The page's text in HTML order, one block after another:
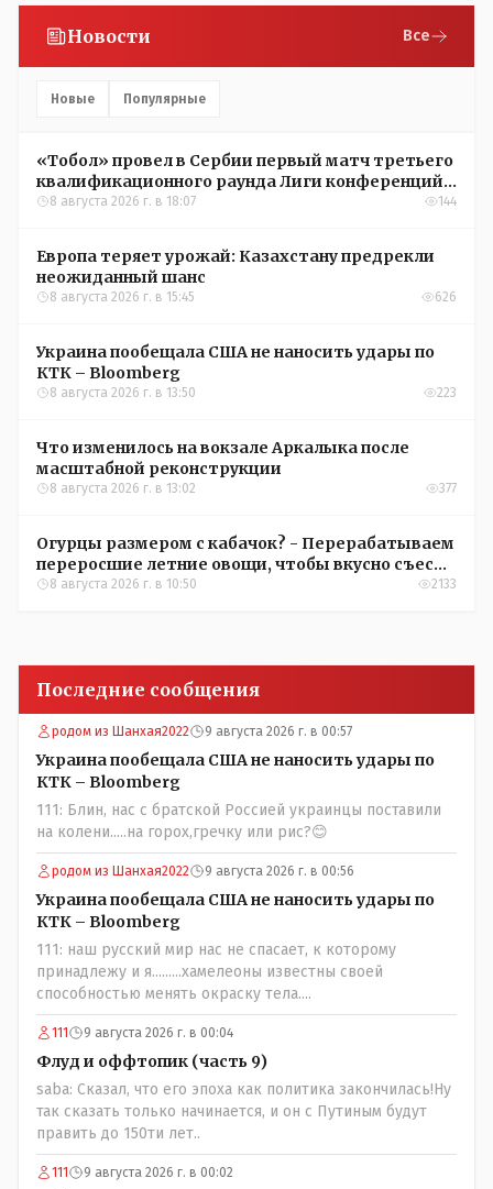
Новости Все
Новые Популярные
«Тобол» провел в Сербии первый матч третьего
квалификационного раунда Лиги конференций
УЕФА
8 августа 2026 г. в 18:07 144
Европа теряет урожай: Казахстану предрекли
неожиданный шанс
8 августа 2026 г. в 15:45 626
Украина пообещала США не наносить удары по
КТК – Bloomberg
8 августа 2026 г. в 13:50 223
Что изменилось на вокзале Аркалыка после
масштабной реконструкции
8 августа 2026 г. в 13:02 377
Огурцы размером с кабачок? - Перерабатываем
переросшие летние овощи, чтобы вкусно съесть
зимой
8 августа 2026 г. в 10:50 2133
Последние сообщения
родом из Шанхая2022 9 августа 2026 г. в 00:57
Украина пообещала США не наносить удары по
КТК – Bloomberg
111: Блин, нас с братской Россией украинцы поставили
на колени.....на горох,гречку или рис?😊
родом из Шанхая2022 9 августа 2026 г. в 00:56
Украина пообещала США не наносить удары по
КТК – Bloomberg
111: наш русский мир нас не спасает, к которому
принадлежу и я.........хамелеоны известны своей
способностью менять окраску тела....
111 9 августа 2026 г. в 00:04
Флуд и оффтопик (часть 9)
saba: Сказал, что его эпоха как политика закончилась!Ну
так сказать только начинается, и он с Путиным будут
править до 150ти лет..
111 9 августа 2026 г. в 00:02